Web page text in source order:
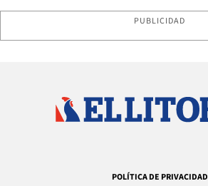
PUBLICIDAD
POLÍTICA DE PRIVACIDAD